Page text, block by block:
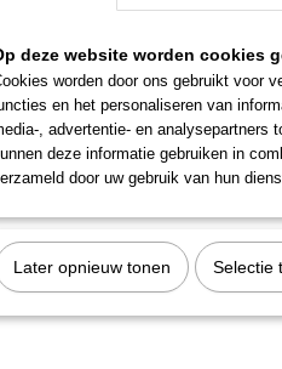
deze website worden cookies
worden door ons gebruikt voor
en het personaliseren van
, advertentie- en analysepartners
deze informatie gebruiken in
door uw gebruik van hun
Later opnieuw tonen Selectie